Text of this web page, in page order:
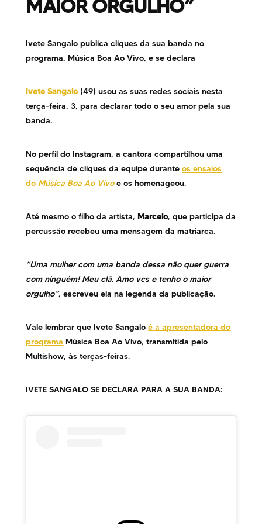
MAIOR ORGULHO”
Ivete Sangalo publica cliques da sua banda no
programa, Música Boa Ao Vivo, e se declara
Ivete Sangalo(49) usou as suas redes sociais nesta
terça-feira, 3, para declarar todo o seu amor pela sua
banda.
No perfil do Instagram, a cantora compartilhou uma
sequência de cliques da equipe duranteos ensaios
do Música Boa Ao Vivoe os homenageou.
Até mesmo o filho da artista, Marcelo, que participa da
percussão recebeu uma mensagem da matriarca.
“Uma mulher com uma banda dessa não quer guerra
com ninguém! Meu clã. Amo vcs e tenho o maior
orgulho”, escreveu ela na legenda da publicação.
Vale lembrar que Ivete Sangaloé a apresentadora do
programa Música Boa Ao Vivo, transmitida pelo
Multishow, às terças-feiras.
IVETE SANGALO SE DECLARA PARA A SUA BANDA: